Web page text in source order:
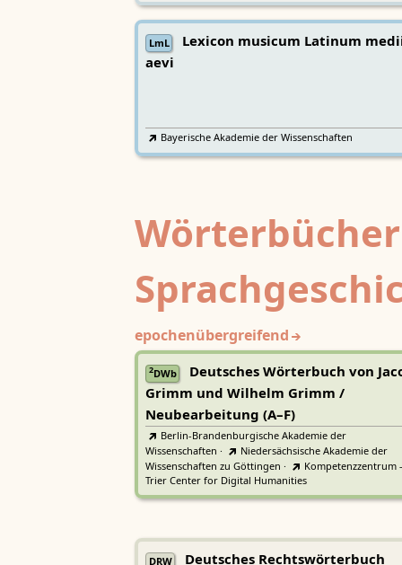
LmL
Lexicon musicum Latinum
aevi
Bayerische Akademie der Wissenschaften
epochenübergreifend
2DWb
Deutsches Wörterbuch von
Grimm und Wilhelm Grimm /
Neubearbeitung (A–F)
Berlin-Brandenburgische Akademie der
Wissenschaften ·
Niedersächsische Akademie der
Wissenschaften zu Göttingen ·
Kompetenzzentrum -
Trier Center for Digital Humanities
DRW Deutsches Rechtswörterbuch